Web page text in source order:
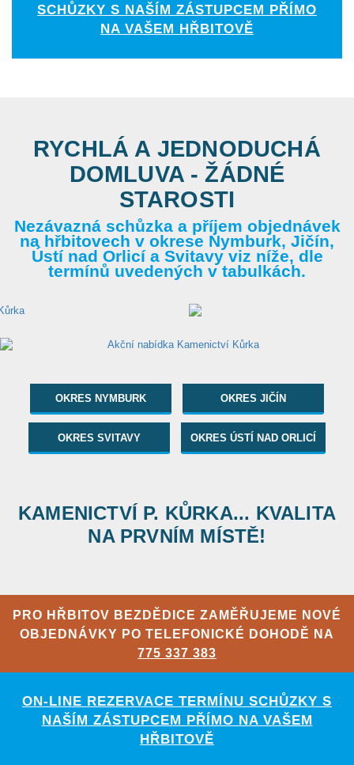
SCHŮZKY S NAŠÍM ZÁSTUPCEM PŘÍMO
NA VAŠEM HŘBITOVĚ
RYCHLÁ A JEDNODUCHÁ
DOMLUVA - ŽÁDNÉ
STAROSTI
Nezávazná schůzka a příjem objednávek
na hřbitovech v okrese Nymburk, Jičín,
Ústí nad Orlicí a Svitavy viz níže, dle
termínů uvedených v tabulkách.
OKRES NYMBURK OKRES JIČÍN
OKRES SVITAVY OKRES ÚSTÍ NAD ORLICÍ
KAMENICTVÍ P. KŮRKA... KVALITA
NA PRVNÍM MÍSTĚ!
PRO HŘBITOV BEZDĚDICE ZAMĚŘUJEME NOVÉ
OBJEDNÁVKY PO TELEFONICKÉ DOHODĚ NA
775 337 383
ON-LINE REZERVACE TERMÍNU SCHŮZKY S
NAŠÍM ZÁSTUPCEM PŘÍMO NA VAŠEM
HŘBITOVĚ